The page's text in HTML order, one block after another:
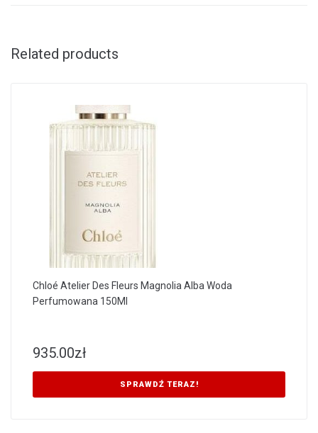
Related products
Chloé Atelier Des Fleurs Magnolia Alba Woda
Perfumowana 150Ml
935.00zł
SPRAWDŹ TERAZ!